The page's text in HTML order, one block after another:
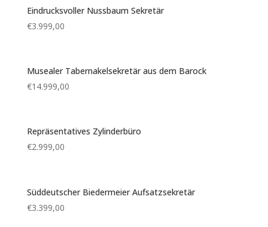
Eindrucksvoller Nussbaum Sekretär
€3.999,00
Musealer Tabernakelsekretär aus dem Barock
€14.999,00
Repräsentatives Zylinderbüro
€2.999,00
Süddeutscher Biedermeier Aufsatzsekretär
€3.399,00